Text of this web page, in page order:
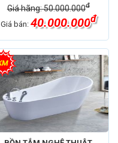
Giá hãng: 50.000.000đ
Giá bán: 40.000.000đ